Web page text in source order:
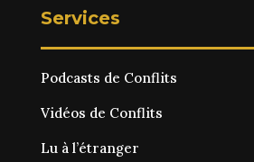
Services
Podcasts de Conflits
Vidéos de Conflits
Lu à l’étranger